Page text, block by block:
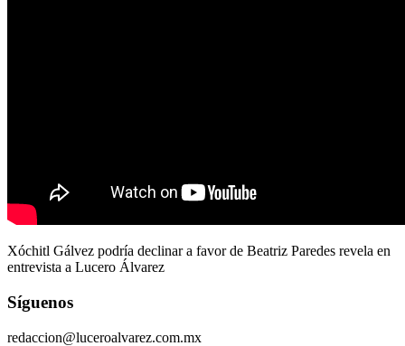
Xóchitl Gálvez podría declinar a favor de Beatriz Paredes revela en
entrevista a Lucero Álvarez
Síguenos
redaccion@luceroalvarez.com.mx